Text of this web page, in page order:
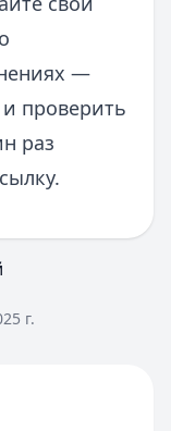
—
проверить
раз
г.